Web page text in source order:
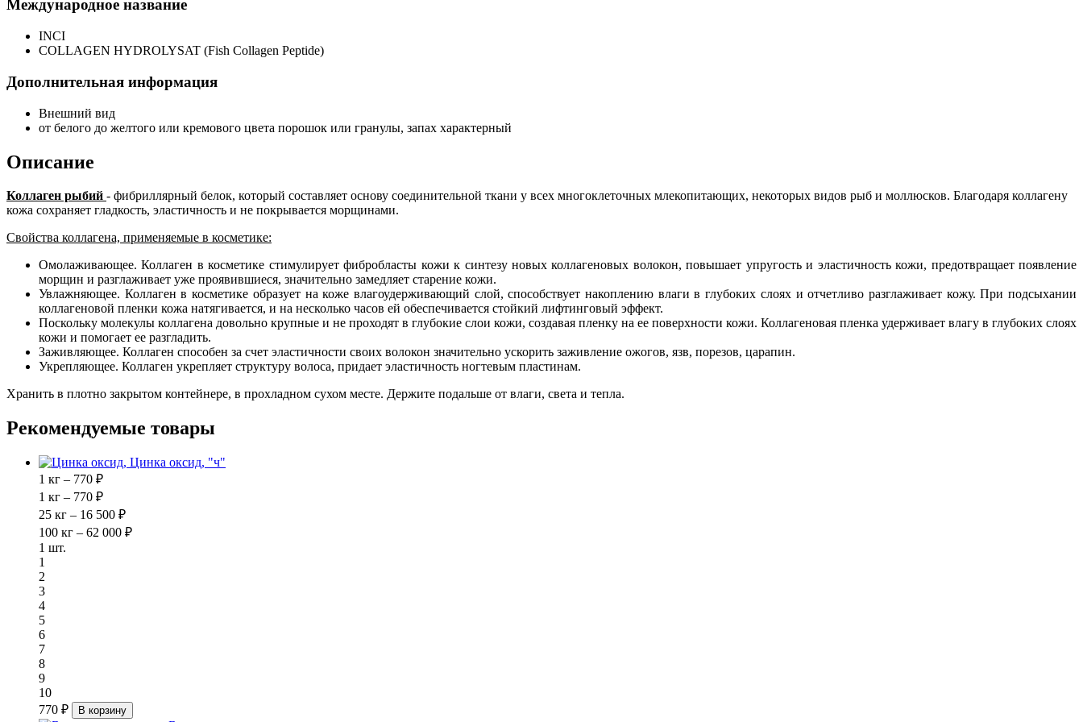
Международное название
INCI
COLLAGEN HYDROLYSAT (Fish Collagen Peptide)
Дополнительная информация
Внешний вид
от белого до желтого или кремового цвета порошок или гранулы, запах характерный
Описание
Коллаген рыбий - фибриллярный белок, который составляет основу соединительной ткани у всех многоклеточных млекопитающих, некоторых видов рыб и моллюсков. Благодаря коллагену
кожа сохраняет гладкость, эластичность и не покрывается морщинами.
Свойства коллагена, применяемые в косметике:
Омолаживающее. Коллаген в косметике стимулирует фибробласты кожи к синтезу новых коллагеновых волокон, повышает упругость и эластичность кожи, предотвращает появление
морщин и разглаживает уже проявившиеся, значительно замедляет старение кожи.
Увлажняющее. Коллаген в косметике образует на коже влагоудерживающий слой, способствует накоплению влаги в глубоких слоях и отчетливо разглаживает кожу. При подсыхании
коллагеновой пленки кожа натягивается, и на несколько часов ей обеспечивается стойкий лифтинговый эффект.
Поскольку молекулы коллагена довольно крупные и не проходят в глубокие слои кожи, создавая пленку на ее поверхности кожи. Коллагеновая пленка удерживает влагу в глубоких слоях
кожи и помогает ее разгладить.
Заживляющее. Коллаген способен за счет эластичности своих волокон значительно ускорить заживление ожогов, язв, порезов, царапин.
Укрепляющее. Коллаген укрепляет структуру волоса, придает эластичность ногтевым пластинам.
Хранить в плотно закрытом контейнере, в прохладном сухом месте. Держите подальше от влаги, света и тепла.
Рекомендуемые товары
Цинка оксид, "ч"
1 кг – 770 ₽
1 кг – 770 ₽
25 кг – 16 500 ₽
100 кг – 62 000 ₽
1 шт.
1
2
3
4
5
6
7
8
9
10
770 ₽
В корзину